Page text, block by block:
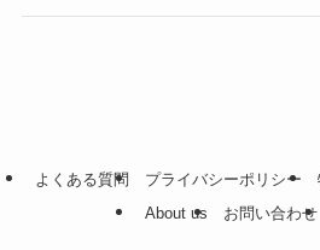
よくある質問 プライバシーポリシー
About us
お問い合わせ